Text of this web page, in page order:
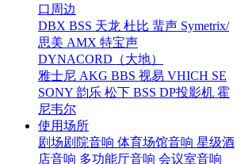
口周边
DBX BSS 天龙 杜比 蜚声 Symetrix/
思美 AMX 特宝声
DYNACORD（大地）
雅士尼 AKG BBS 视易 VHICH SE
SONY 韵乐 松下 BSS DP投影机 霍
尼韦尔
使用场所
剧场剧院音响 体育场馆音响 星级酒
店音响 多功能厅音响 会议室音响